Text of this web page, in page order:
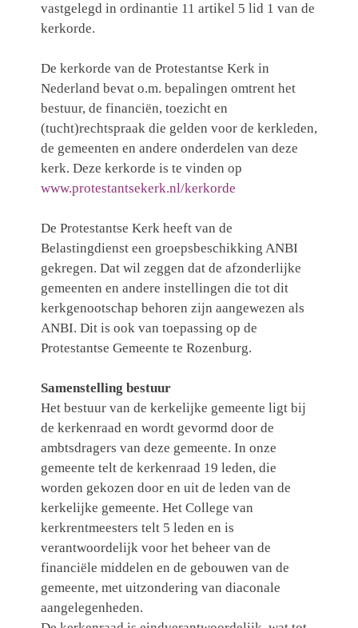
vastgelegd in ordinantie 11 artikel 5 lid 1 van de
kerkorde.
De kerkorde van de Protestantse Kerk in
Nederland bevat o.m. bepalingen omtrent het
bestuur, de financiën, toezicht en
(tucht)rechtspraak die gelden voor de kerkleden,
de gemeenten en andere onderdelen van deze
kerk. Deze kerkorde is te vinden op
www.protestantsekerk.nl/kerkorde
De Protestantse Kerk heeft van de
Belastingdienst een groepsbeschikking ANBI
gekregen. Dat wil zeggen dat de afzonderlijke
gemeenten en andere instellingen die tot dit
kerkgenootschap behoren zijn aangewezen als
ANBI. Dit is ook van toepassing op de
Protestantse Gemeente te Rozenburg.
Samenstelling bestuur
Het bestuur van de kerkelijke gemeente ligt bij
de kerkenraad en wordt gevormd door de
ambtsdragers van deze gemeente. In onze
gemeente telt de kerkenraad 19 leden, die
worden gekozen door en uit de leden van de
kerkelijke gemeente. Het College van
kerkrentmeesters telt 5 leden en is
verantwoordelijk voor het beheer van de
financiële middelen en de gebouwen van de
gemeente, met uitzondering van diaconale
aangelegenheden.